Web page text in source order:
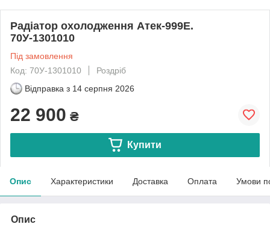
Радіатор охолодження Атек-999Е.
70У-1301010
Під замовлення
Код: 70У-1301010
Роздріб
Відправка з 14 серпня 2026
22 900 ₴
Купити
Опис Характеристики Доставка Оплата Умови
Опис